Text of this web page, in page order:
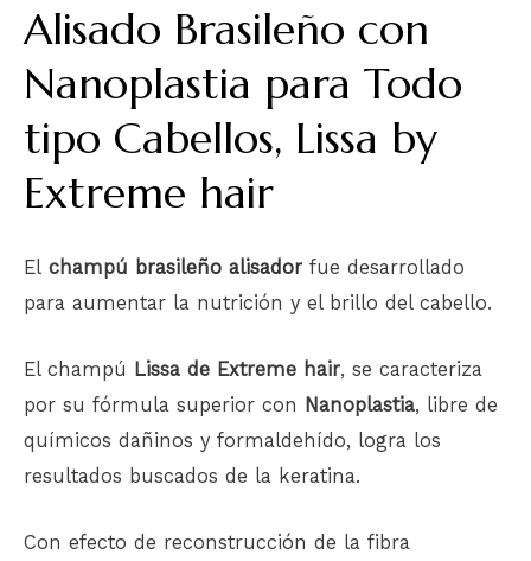
Alisado Brasileño con
Nanoplastia para Todo
tipo Cabellos, Lissa by
Extreme hair
El champú brasileño alisador fue desarrollado
para aumentar la nutrición y el brillo del cabello.
El champú Lissa de Extreme hair, se caracteriza
por su fórmula superior con Nanoplastia, libre de
químicos dañinos y formaldehído, logra los
resultados buscados de la keratina.
Con efecto de reconstrucción de la fibra